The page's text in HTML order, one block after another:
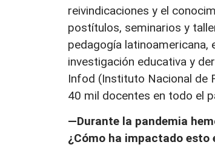
reivindicaciones y el
postítulos, seminarios y
pedagogía
investigación educativa y
Infod (Instituto Nacional de
40 mil docentes en todo el
—Durante la pandemia
¿Cómo ha impactado esto